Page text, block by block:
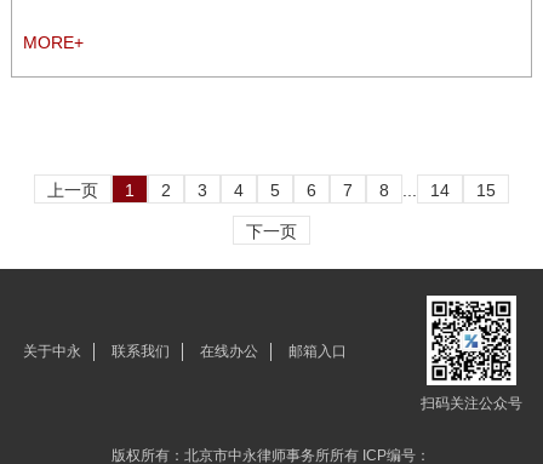
MORE+
上一页 1 2 3 4 5 6 7 8 14 15
下一页
关于中永 联系我们 在线办公 邮箱入口
扫码关注公众号
版权所有：北京市中永律师事务所所有 ICP编号：